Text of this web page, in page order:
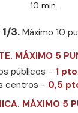
10 min.
3. Máximo 10
MÁXIMO 5
públicos - 1 pto
centros - 0,5
MÁXIMO 5